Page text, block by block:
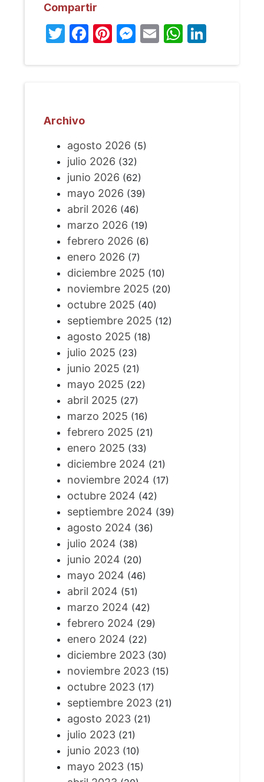
Compartir
Twitter
Facebook
Pinterest
Messenger
Email
Archivo
agosto 2026 (5)
julio 2026 (32)
junio 2026 (62)
mayo 2026 (39)
abril 2026 (46)
marzo 2026 (19)
febrero 2026 (6)
enero 2026 (7)
diciembre 2025 (10)
noviembre 2025 (20)
octubre 2025 (40)
septiembre 2025 (12)
agosto 2025 (18)
julio 2025 (23)
junio 2025 (21)
mayo 2025 (22)
abril 2025 (27)
marzo 2025 (16)
febrero 2025 (21)
enero 2025 (33)
diciembre 2024 (21)
noviembre 2024 (17)
octubre 2024 (42)
septiembre 2024 (39)
agosto 2024 (36)
julio 2024 (38)
junio 2024 (20)
mayo 2024 (46)
abril 2024 (51)
marzo 2024 (42)
febrero 2024 (29)
enero 2024 (22)
diciembre 2023(30)
noviembre 2023(15)
octubre 2023(17)
septiembre 2023(21)
agosto 2023(21)
julio 2023(21)
junio 2023(10)
mayo 2023(15)